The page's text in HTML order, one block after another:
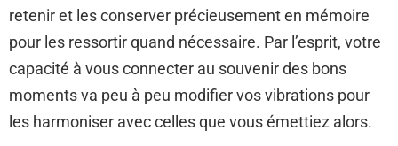
retenir et les conserver précieusement en mémoire
pour les ressortir quand nécessaire. Par l’esprit, votre
capacité à vous connecter au souvenir des bons
moments va peu à peu modifier vos vibrations pour
les harmoniser avec celles que vous émettiez alors.